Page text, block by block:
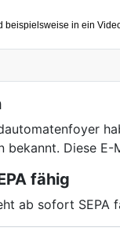
in ein
bekannt. Diese E-
fähig
ab sofort SEPA